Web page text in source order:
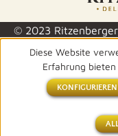
© 2023
Diese Website
Erfahrung bieten
KONFIGURIEREN